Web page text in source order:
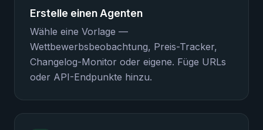
Erstelle einen Agenten
Wähle eine Vorlage —
Wettbewerbsbeobachtung, Preis-Tracker,
Changelog-Monitor oder eigene. Füge URLs
oder API-Endpunkte hinzu.